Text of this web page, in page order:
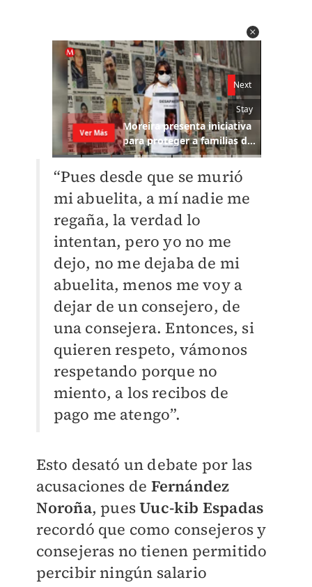
“Pues desde que se murió
mi abuelita, a mí nadie me
regaña, la verdad lo
intentan, pero yo no me
dejo, no me dejaba de mi
abuelita, menos me voy a
dejar de un consejero, de
una consejera. Entonces, si
quieren respeto, vámonos
respetando porque no
miento, a los recibos de
pago me atengo”.
Esto desató un debate por las
acusaciones de Fernández
Noroña, puesUuc-kib Espadas
recordó que como consejeros y
consejeras no tienen permitido
percibir ningún salario